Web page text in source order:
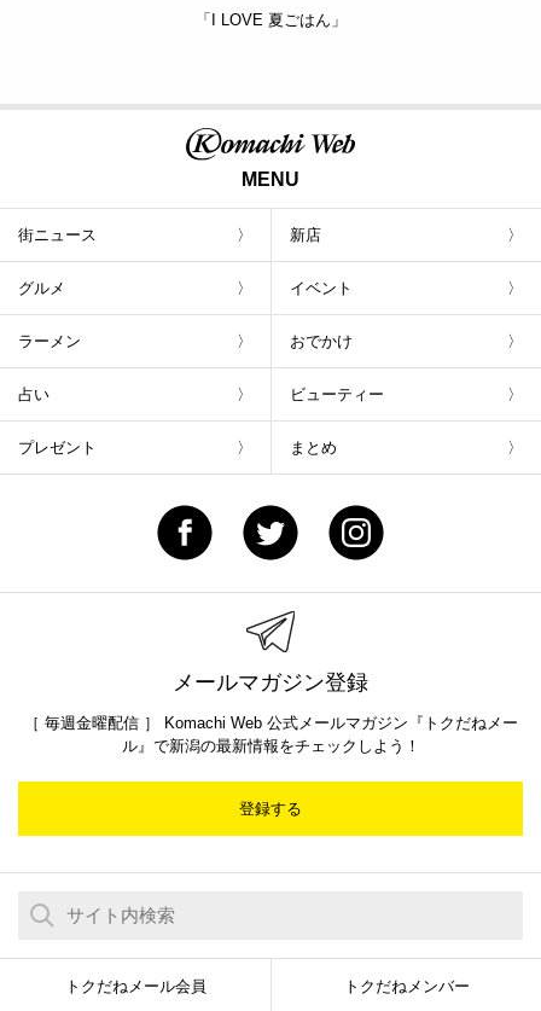
「I LOVE 夏ごはん」
MENU
街ニュース 新店
グルメ イベント
ラーメン おでかけ
占い ビューティー
プレゼント まとめ
メールマガジン登録
［ 毎週金曜配信 ］ Komachi Web 公式メールマガジン『トクだねメー
ル』で新潟の最新情報をチェックしよう！
登録する
トクだねメール会員 トクだねメンバー